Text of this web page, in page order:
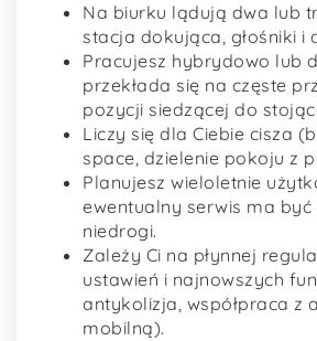
Na biurku lądują dwa lub
stacja dokująca, głośniki i
Pracujesz hybrydowo lub
przekłada się na częste
pozycji siedzącej do
Liczy się dla Ciebie cisza
space, dzielenie pokoju z
Planujesz wieloletnie
ewentualny serwis ma być
niedrogi.
Zależy Ci na płynnej
ustawień i najnowszych
antykolizja, współpraca z
mobilną).